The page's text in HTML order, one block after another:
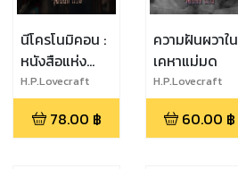
นีโครโนมิคอน :
หนังสือแห่ง
ความตายและ
เรื่องสั้นอื่นๆ
H.P.Lovecraft
78.00 ฿
ความฝันผวาใน
เคหาแม่มด
H.P.Lovecraft
60.00 ฿